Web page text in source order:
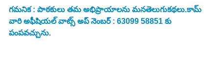
గమనిక : పాఠకులు తమ అభిప్రాయాలను మనతెలుగుకథలు.కామ్
వారి అఫీషియల్ వాట్స్ అప్ నెంబర్ : 63099 58851 కు
పంపవచ్చును.